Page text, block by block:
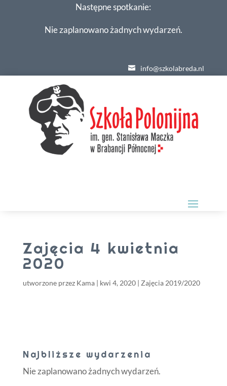
Następne spotkanie:
Nie zaplanowano żadnych wydarzeń.
info@szkolabreda.nl
Zajęcia 4 kwietnia
2020
utworzone przez Kama| kwi 4, 2020| Zajęcia 2019/2020
Najbliższe wydarzenia
Nie zaplanowano żadnych wydarzeń.